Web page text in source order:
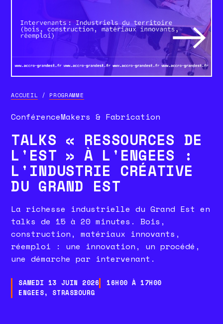
ACCUEIL / PROGRAMME
ConférenceMakers & Fabrication
TALKS « RESSOURCES DE
L'EST » À L'ENGEES :
L'INDUSTRIE CRÉATIVE
DU GRAND EST
La richesse industrielle du Grand Est en
talks de 15 à 20 minutes. Bois,
construction, matériaux innovants,
réemploi : une innovation, un procédé,
une démarche par intervenant.
SAMEDI 13 JUIN 2026
16H00 À 17H00
ENGEES, STRASBOURG